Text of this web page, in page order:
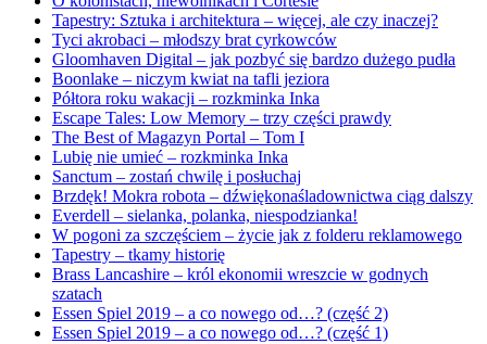
Tapestry: Sztuka i architektura – więcej, ale czy inaczej?
Tyci akrobaci – młodszy brat cyrkowców
Gloomhaven Digital – jak pozbyć się bardzo dużego pudła
Boonlake – niczym kwiat na tafli jeziora
Półtora roku wakacji – rozkminka Inka
Escape Tales: Low Memory – trzy części prawdy
The Best of Magazyn Portal – Tom I
Lubię nie umieć – rozkminka Inka
Sanctum – zostań chwilę i posłuchaj
Brzdęk! Mokra robota – dźwiękonaśladownictwa ciąg dalszy
Everdell – sielanka, polanka, niespodzianka!
W pogoni za szczęściem – życie jak z folderu reklamowego
Tapestry – tkamy historię
Brass Lancashire – król ekonomii wreszcie w godnych
szatach
Essen Spiel 2019 – a co nowego od…? (część 2)
Essen Spiel 2019 – a co nowego od…? (część 1)